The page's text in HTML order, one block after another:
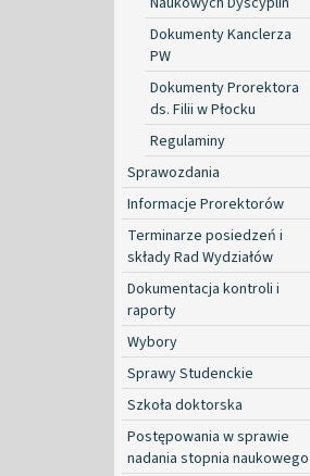
Dokumenty Kanclerza
PW
Dokumenty Prorektora
ds. Filii w Płocku
Regulaminy
Sprawozdania
Informacje Prorektorów
Terminarze posiedzeń i
składy Rad Wydziałów
Dokumentacja kontroli i
raporty
Wybory
Sprawy Studenckie
Szkoła doktorska
Postępowania w sprawie
nadania stopnia naukowego